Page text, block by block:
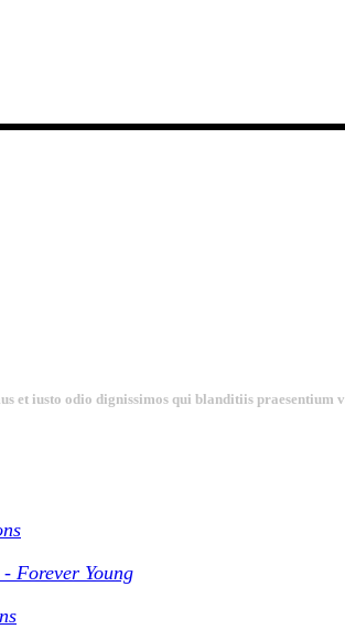
et iusto odio dignissimos qui blanditiis praesentium
Forever Young